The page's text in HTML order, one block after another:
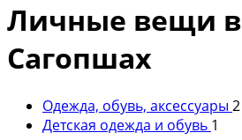
Личные вещи в
Сагопшах
Одежда, обувь, аксессуары 2
Детская одежда и обувь 1